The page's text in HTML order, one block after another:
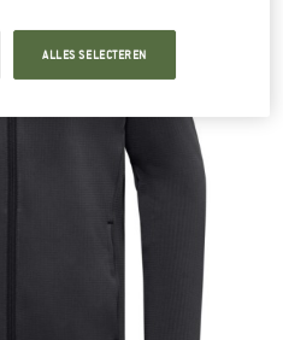
ALLES SELECTEREN